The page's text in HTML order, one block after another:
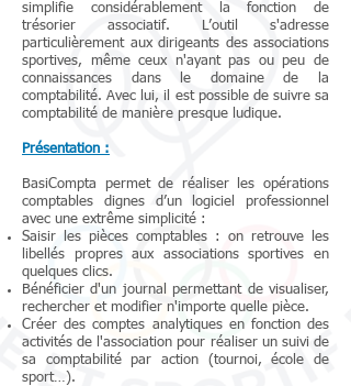
simplifie considérablement la fonction de
trésorier associatif. L’outil s'adresse
particulièrement aux dirigeants des associations
sportives, même ceux n'ayant pas ou peu de
connaissances dans le domaine de la
comptabilité. Avec lui, il est possible de suivre sa
comptabilité de manière presque ludique.
Présentation :
BasiCompta permet de réaliser les opérations
comptables dignes d’un logiciel professionnel
avec une extrême simplicité :
Saisir les pièces comptables : on retrouve les
libellés propres aux associations sportives en
quelques clics.
Bénéficier d'un journal permettant de visualiser,
rechercher et modifier n'importe quelle pièce.
Créer des comptes analytiques en fonction des
activités de l'association pour réaliser un suivi de
sa comptabilité par action (tournoi, école de
sport…).